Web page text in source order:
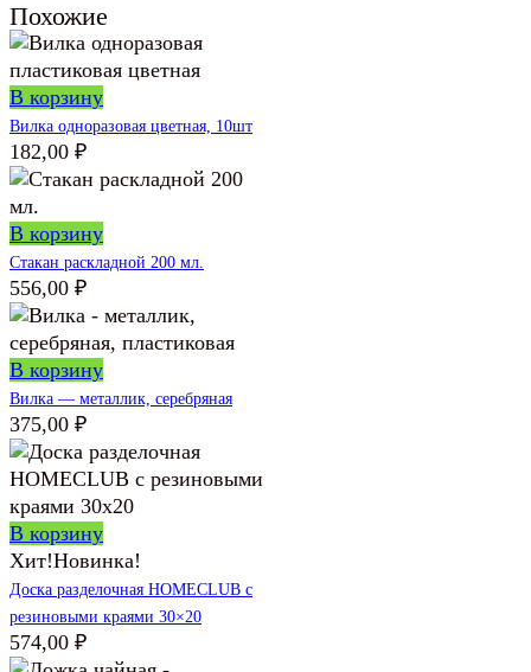
Похожие
В корзину
Вилка одноразовая цветная, 10шт
182,00 ₽
В корзину
Стакан раскладной 200 мл.
556,00 ₽
В корзину
Вилка — металлик, серебряная
375,00 ₽
В корзину
Хит!Новинка!
Доска разделочная HOMECLUB с
резиновыми краями 30×20
574,00 ₽